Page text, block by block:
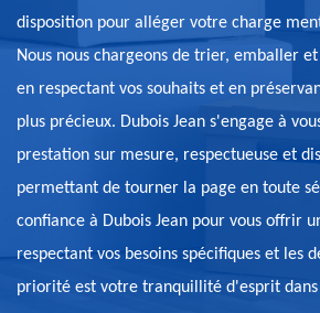
disposition pour alléger votre charge
Nous nous chargeons de trier, emballer
en respectant vos souhaits et en
plus précieux. Dubois Jean s'engage à
prestation sur mesure, respectueuse et
permettant de tourner la page en toute
confiance à Dubois Jean pour vous offrir
respectant vos besoins spécifiques et les
priorité est votre tranquillité d'esprit